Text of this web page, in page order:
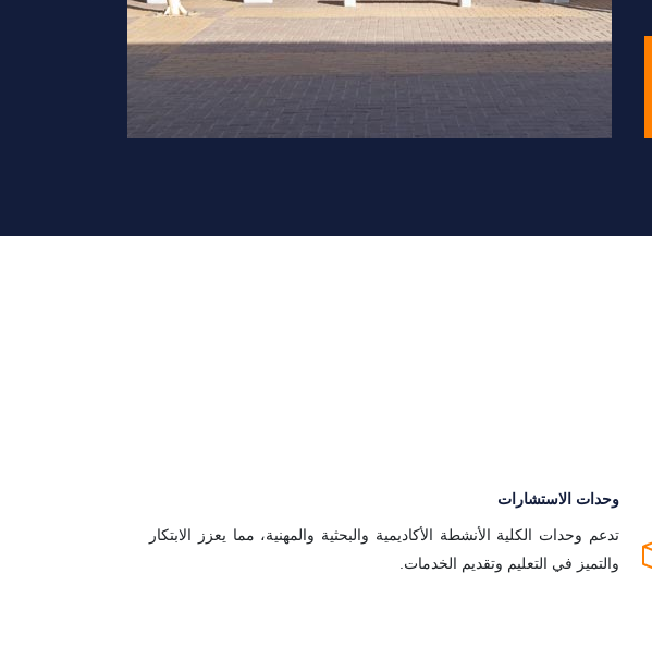
وحدات الاستشارات
تدعم وحدات الكلية الأنشطة الأكاديمية والبحثية والمهنية، مما يعزز الابتكار
والتميز في التعليم وتقديم الخدمات.